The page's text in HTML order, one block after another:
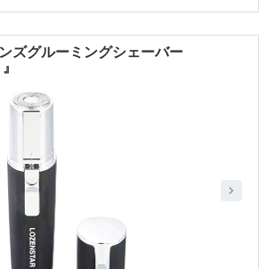
ズグルーミングシェーバー